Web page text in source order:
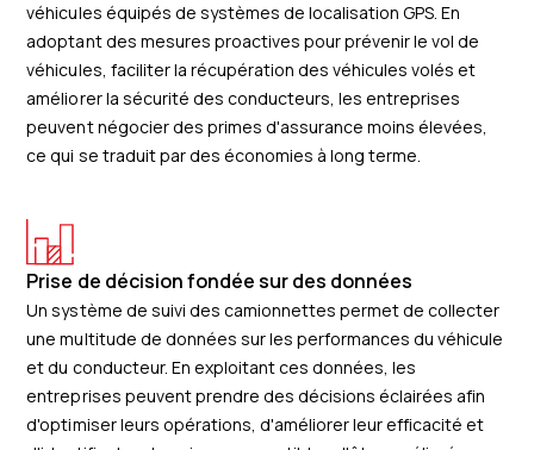
véhicules équipés de systèmes de localisation GPS. En
adoptant des mesures proactives pour prévenir le vol de
véhicules, faciliter la récupération des véhicules volés et
améliorer la sécurité des conducteurs, les entreprises
peuvent négocier des primes d'assurance moins élevées,
ce qui se traduit par des économies à long terme.
Prise de décision fondée sur des données
Un système de suivi des camionnettes permet de collecter
une multitude de données sur les performances du véhicule
et du conducteur. En exploitant ces données, les
entreprises peuvent prendre des décisions éclairées afin
d'optimiser leurs opérations, d'améliorer leur efficacité et